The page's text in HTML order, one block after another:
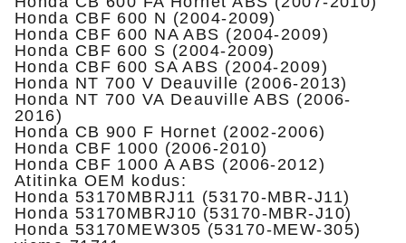
Honda CBF 600 N (2004-2009)
Honda CBF 600 NA ABS (2004-2009)
Honda CBF 600 S (2004-2009)
Honda CBF 600 SA ABS (2004-2009)
Honda NT 700 V Deauville (2006-2013)
Honda NT 700 VA Deauville ABS (2006-
2016)
Honda CB 900 F Hornet (2002-2006)
Honda CBF 1000 (2006-2010)
Honda CBF 1000 A ABS (2006-2012)
Atitinka OEM kodus:
Honda 53170MBRJ11 (53170-MBR-J11)
Honda 53170MBRJ10 (53170-MBR-J10)
Honda 53170MEW305 (53170-MEW-305)